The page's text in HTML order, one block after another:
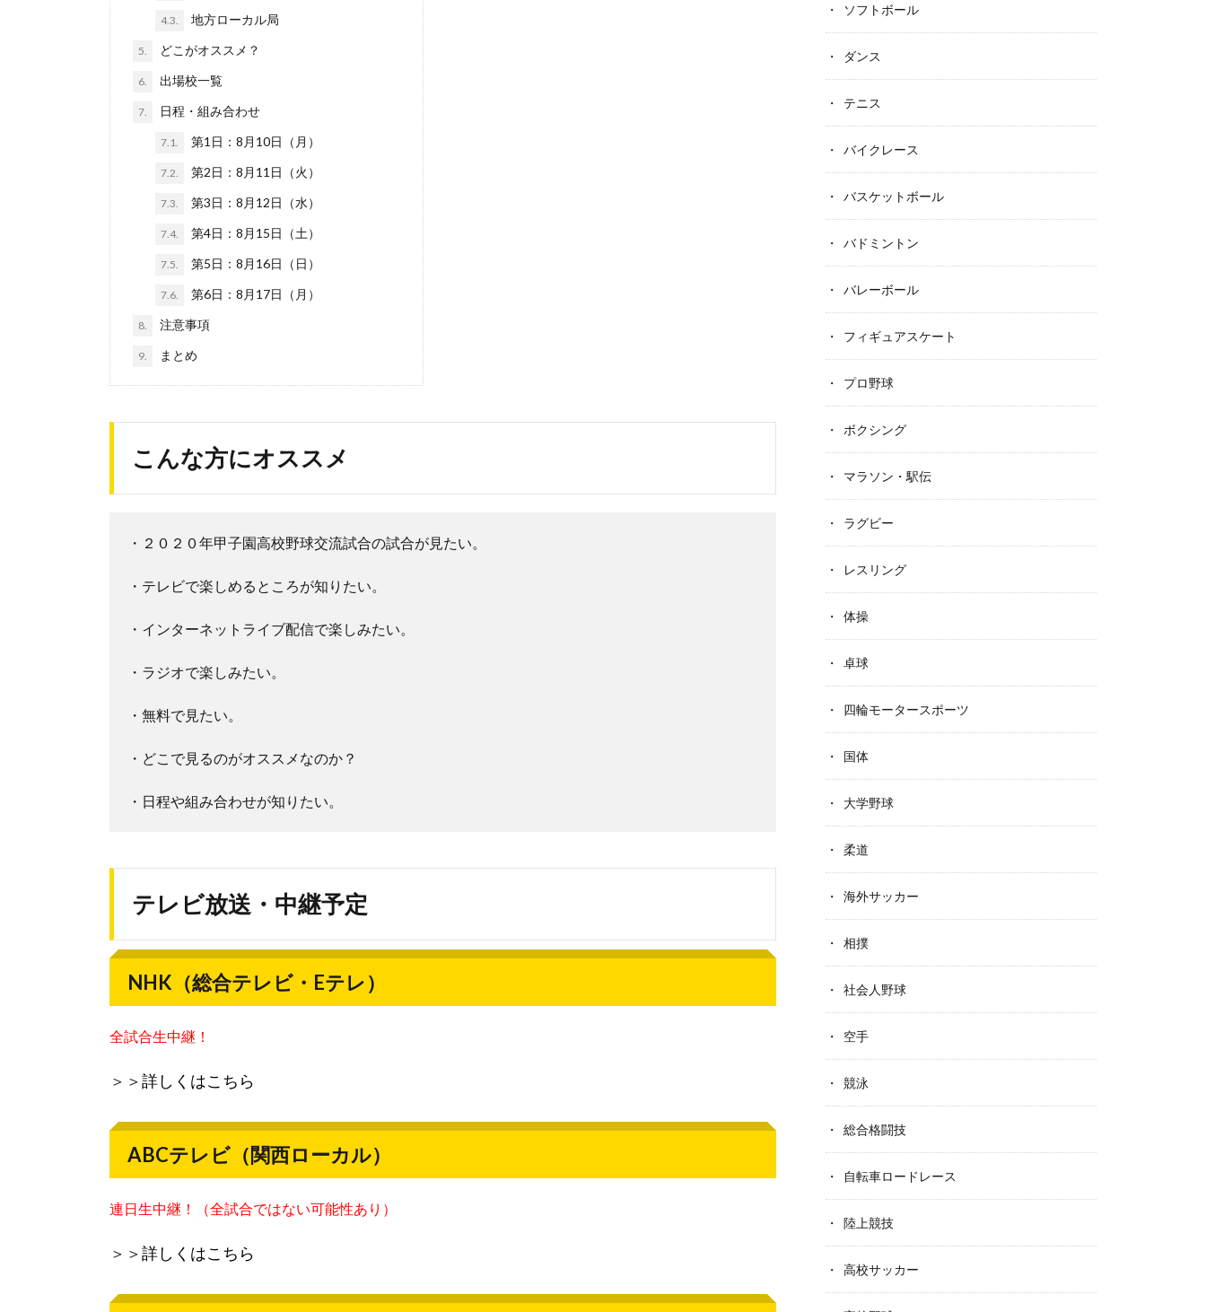
4.3. 地方ローカル局
5. どこがオススメ？
6. 出場校一覧
7. 日程・組み合わせ
7.1. 第1日：8月10日（月）
7.2. 第2日：8月11日（火）
7.3. 第3日：8月12日（水）
7.4. 第4日：8月15日（土）
7.5. 第5日：8月16日（日）
7.6. 第6日：8月17日（月）
8. 注意事項
9. まとめ
こんな方にオススメ
・２０２０年甲子園高校野球交流試合の試合が見たい。
・テレビで楽しめるところが知りたい。
・インターネットライブ配信で楽しみたい。
・ラジオで楽しみたい。
・無料で見たい。
・どこで見るのがオススメなのか？
・日程や組み合わせが知りたい。
テレビ放送・中継予定
NHK（総合テレビ・Eテレ）
全試合生中継！
＞＞詳しくはこちら
ABCテレビ（関西ローカル）
連日生中継！（全試合ではない可能性あり）
＞＞詳しくはこちら
ソフトボール
ダンス
テニス
バイクレース
バスケットボール
バドミントン
バレーボール
フィギュアスケート
プロ野球
ボクシング
マラソン・駅伝
ラグビー
レスリング
体操
卓球
四輪モータースポーツ
国体
大学野球
柔道
海外サッカー
相撲
社会人野球
空手
競泳
総合格闘技
自転車ロードレース
陸上競技
高校サッカー